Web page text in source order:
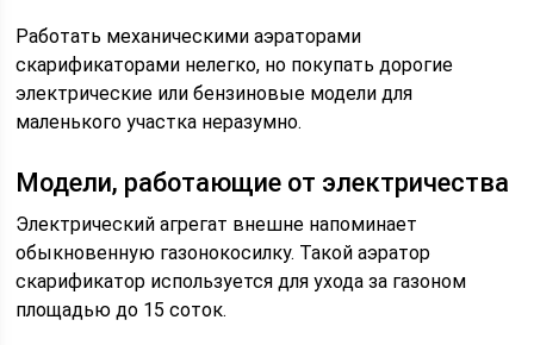
Работать механическими аэраторами
скарификаторами нелегко, но покупать дорогие
электрические или бензиновые модели для
маленького участка неразумно.
Модели, работающие от электричества
Электрический агрегат внешне напоминает
обыкновенную газонокосилку. Такой аэратор
скарификатор используется для ухода за газоном
площадью до 15 соток.